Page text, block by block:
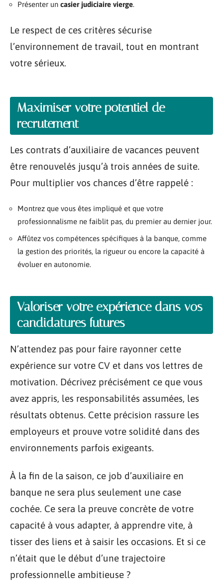
Présenter un casier judiciaire vierge.
Le respect de ces critères sécurise
l’environnement de travail, tout en montrant
votre sérieux.
Maximiser votre potentiel de
recrutement
Les contrats d’auxiliaire de vacances peuvent
être renouvelés jusqu’à trois années de suite.
Pour multiplier vos chances d’être rappelé :
Montrez que vous êtes impliqué et que votre
professionnalisme ne faiblit pas, du premier au dernier jour.
Affûtez vos compétences spécifiques à la banque, comme
la gestion des priorités, la rigueur ou encore la capacité à
évoluer en autonomie.
Valoriser votre expérience dans vos
candidatures futures
N’attendez pas pour faire rayonner cette
expérience sur votre CV et dans vos lettres de
motivation. Décrivez précisément ce que vous
avez appris, les responsabilités assumées, les
résultats obtenus. Cette précision rassure les
employeurs et prouve votre solidité dans des
environnements parfois exigeants.
À la fin de la saison, ce job d’auxiliaire en
banque ne sera plus seulement une case
cochée. Ce sera la preuve concrète de votre
capacité à vous adapter, à apprendre vite, à
tisser des liens et à saisir les occasions. Et si ce
n’était que le début d’une trajectoire
professionnelle ambitieuse ?